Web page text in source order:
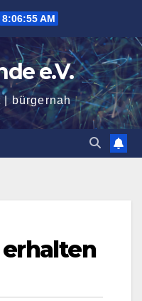
8:06:56 AM
e.V.
| bürgernah